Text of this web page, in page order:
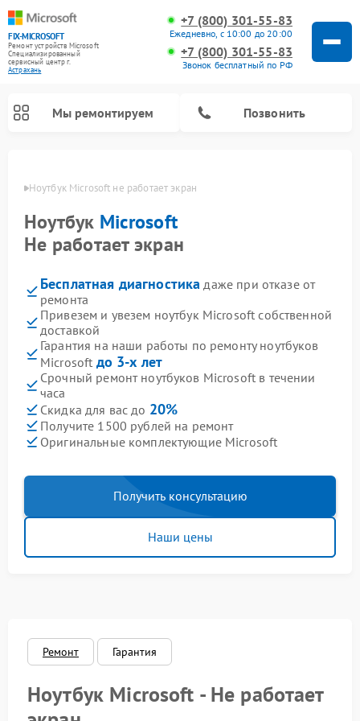
FIX-MICROSOFT
Ремонт устройств Microsoft
Специализированный
cервисный центр г.
Астрахань
+7 (800) 301-55-83
Ежедневно, с 10:00 до 20:00
+7 (800) 301-55-83
Звонок бесплатный по РФ
Мы ремонтируем Позвонить
Ноутбук Microsoft не работает экран
Ноутбук Microsoft
Не работает экран
Бесплатная диагностика даже при отказе от
ремонта
Привезем и увезем ноутбук Microsoft собственной
доставкой
Гарантия на наши работы по ремонту ноутбуков
Microsoft до 3-х лет
Срочный ремонт ноутбуков Microsoft в течении
часа
Скидка для вас до 20%
Получите 1500 рублей на ремонт
Оригинальные комплектующие Microsoft
Получить консультацию
Наши цены
Ремонт Гарантия
Ноутбук Microsoft - Не работает